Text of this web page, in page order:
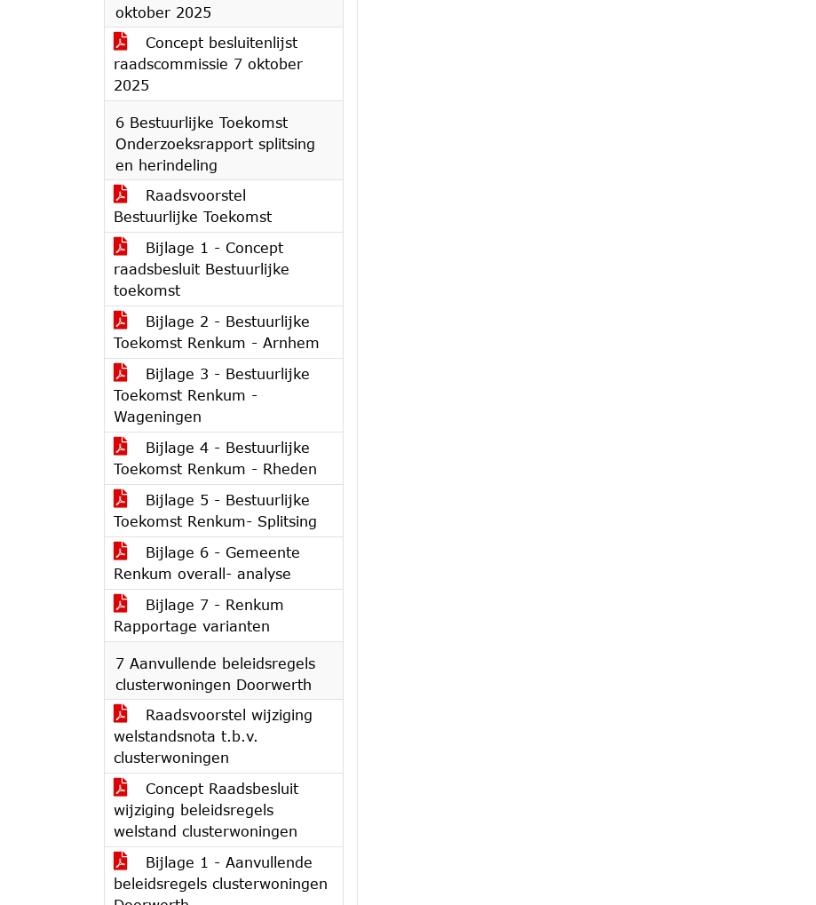
oktober 2025
Concept besluitenlijst
raadscommissie 7 oktober
2025
6 Bestuurlijke Toekomst
Onderzoeksrapport splitsing
en herindeling
Raadsvoorstel
Bestuurlijke Toekomst
Bijlage 1 - Concept
raadsbesluit Bestuurlijke
toekomst
Bijlage 2 - Bestuurlijke
Toekomst Renkum - Arnhem
Bijlage 3 - Bestuurlijke
Toekomst Renkum -
Wageningen
Bijlage 4 - Bestuurlijke
Toekomst Renkum - Rheden
Bijlage 5 - Bestuurlijke
Toekomst Renkum- Splitsing
Bijlage 6 - Gemeente
Renkum overall- analyse
Bijlage 7 - Renkum
Rapportage varianten
7 Aanvullende beleidsregels
clusterwoningen Doorwerth
Raadsvoorstel wijziging
welstandsnota t.b.v.
clusterwoningen
Concept Raadsbesluit
wijziging beleidsregels
welstand clusterwoningen
Bijlage 1 - Aanvullende
beleidsregels clusterwoningen